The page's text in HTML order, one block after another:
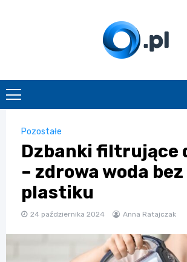
O.pl
Pozostałe
Dzbanki filtrujące
– zdrowa woda bez
plastiku
24 października 2024 Anna Ratajczak